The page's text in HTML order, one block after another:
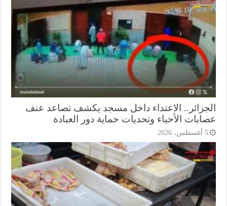
الاعتداء داخل مسجد يكشف تصاعد عنف
الأحياء وتحديات حماية دور العبادة